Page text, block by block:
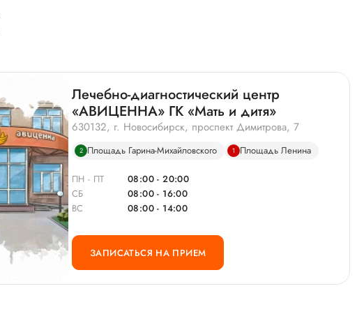
Лечебно-диагностический центр
«АВИЦЕННА» ГК «Мать и дитя»
630132, г. Новосибирск, проспект Димитрова, 7
2 Площадь Гарина-Михайловского 1 Площадь Ленина
ПН - ПТ
08:00 - 20:00
СБ
08:00 - 16:00
ВС
08:00 - 14:00
ЗАПИСАТЬСЯ НА ПРИЕМ